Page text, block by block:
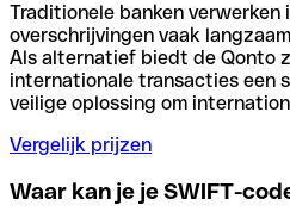
Traditionele banken verwerken
overschrijvingen vaak
Als alternatief biedt de Qonto
internationale transacties een
veilige oplossing om
Vergelijk prijzen
Waar kan je je SWIFT-